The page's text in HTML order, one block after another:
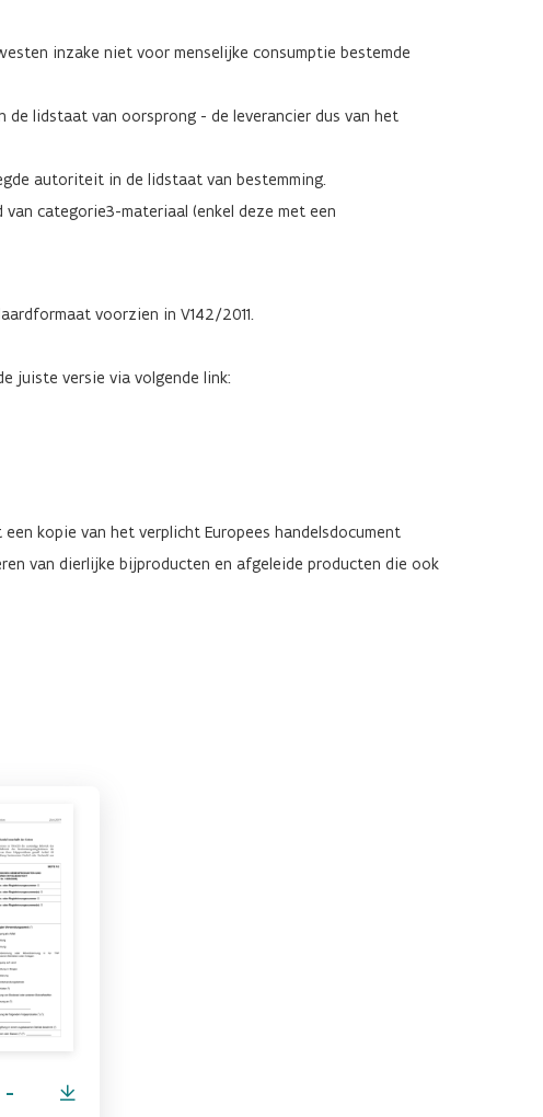
inzake niet voor menselijke consumptie bestemde
de lidstaat van oorsprong - de leverancier dus van het
autoriteit in de lidstaat van bestemming.
categorie3-materiaal (enkel deze met een
voorzien in V142/2011.
juiste versie via volgende link:
kopie van het verplicht Europees handelsdocument
van dierlijke bijproducten en afgeleide producten die ook
-